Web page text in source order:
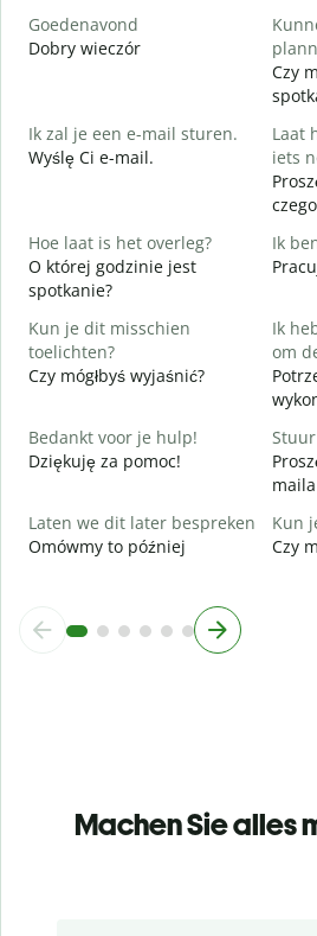
Goedenavond
Dobry wieczór
Czy
Ik zal je een e-mail sturen.
Wyślę Ci e-mail.
Laat
iets
Hoe laat is het overleg?
O której godzinie jest
spotkanie?
Ik
Kun je dit misschien
toelichten?
Czy mógłbyś wyjaśnić?
Ik
om
Bedankt voor je hulp!
Dziękuję za pomoc!
maila
Laten we dit later bespreken
Omówmy to później
Kun
Czy
Machen Sie alles